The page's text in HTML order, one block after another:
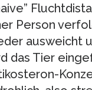
Person
ausweicht
das Tier